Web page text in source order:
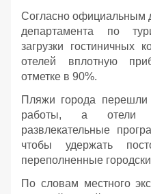
Согласно
департамента по
загрузки гостиничных
отелей вплотную
отметке в 90%.
Пляжи города перешли
работы, а отели
развлекательные
чтобы удержать
переполненные
По словам местного